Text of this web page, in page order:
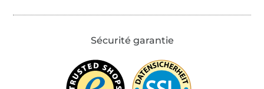
Sécurité garantie